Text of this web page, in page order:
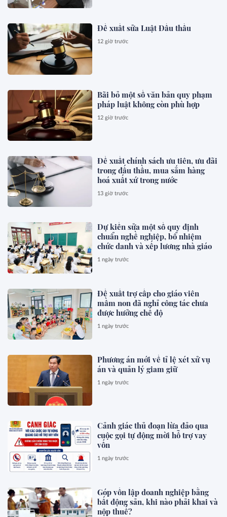
Đề xuất sửa Luật Đấu thầu
12 giờ trước
Bãi bỏ một số văn bản quy phạm
pháp luật không còn phù hợp
12 giờ trước
Đề xuất chính sách ưu tiên, ưu đãi
trong đấu thầu, mua sắm hàng
hoá xuất xứ trong nước
13 giờ trước
Dự kiến sửa một số quy định
chuẩn nghề nghiệp, bổ nhiệm
chức danh và xếp lương nhà giáo
1 ngày trước
Đề xuất trợ cấp cho giáo viên
mầm non đã nghỉ công tác chưa
được hưởng chế độ
1 ngày trước
Phương án mới về tỉ lệ xét xử vụ
án và quản lý giam giữ
1 ngày trước
Cảnh giác thủ đoạn lừa đảo qua
cuộc gọi tự động mời hỗ trợ vay
vốn
1 ngày trước
Góp vốn lập doanh nghiệp bằng
bất động sản, khi nào phải khai và
nộp thuế?